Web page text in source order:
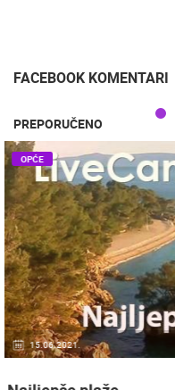
09/2021.
FACEBOOK KOMENTARI
PREPORUČENO
20.01.2021. 3 KAMERA(E)
OPĆE